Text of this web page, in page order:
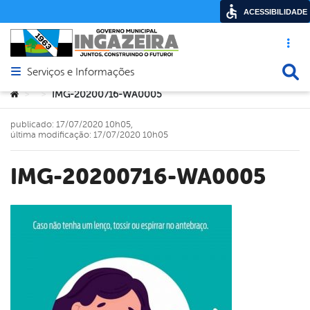
Acesso
Abrir menu principal de navegação
Serviços e Informações
Você está aqui:
> > IMG-20200716-WA0005
IMG-20200716-WA0005
publicado: 17/07/2020 10h05,
última modificação: 17/07/2020 10h05
ACESSIBILIDADE